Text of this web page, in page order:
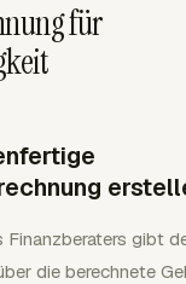
für
Finanzberaters gibt
die berechnete